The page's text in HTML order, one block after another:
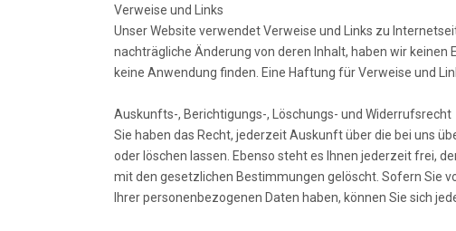
Verweise und Links
Unser Website verwendet Verweise und Links zu
nachträgliche Änderung von deren Inhalt, haben wir
keine Anwendung finden. Eine Haftung für Verweise und
Auskunfts-, Berichtigungs-, Löschungs- und Widerrufsrecht
Sie haben das Recht, jederzeit Auskunft über die bei uns
oder löschen lassen. Ebenso steht es Ihnen jederzeit frei,
mit den gesetzlichen Bestimmungen gelöscht. Sofern Sie
Ihrer personenbezogenen Daten haben, können Sie sich